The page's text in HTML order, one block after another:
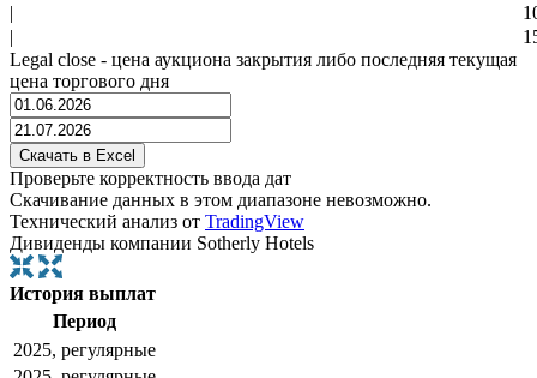
|
|
Legal close - цена аукциона закрытия либо последняя текущая
цена торгового дня
Проверьте корректность ввода дат
Скачивание данных в этом диапазоне невозможно.
Технический анализ от TradingView
Дивиденды компании Sotherly Hotels
История выплат
Период
2025, регулярные